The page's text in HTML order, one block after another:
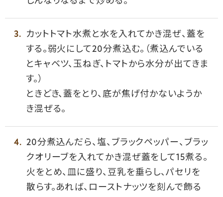
カットトマト水煮と水を入れてかき混ぜ、蓋を
する。弱火にして20分煮込む。（煮込んでいる
とキャベツ、玉ねぎ、トマトから水分が出てきま
す。）
ときどき、蓋をとり、底が焦げ付かないようか
き混ぜる。
20分煮込んだら、塩、ブラックペッパー、ブラッ
クオリーブを入れてかき混ぜ蓋をして15煮る。
火をとめ、皿に盛り、豆乳を垂らし、パセリを
散らす。あれば、ローストナッツを刻んで飾る